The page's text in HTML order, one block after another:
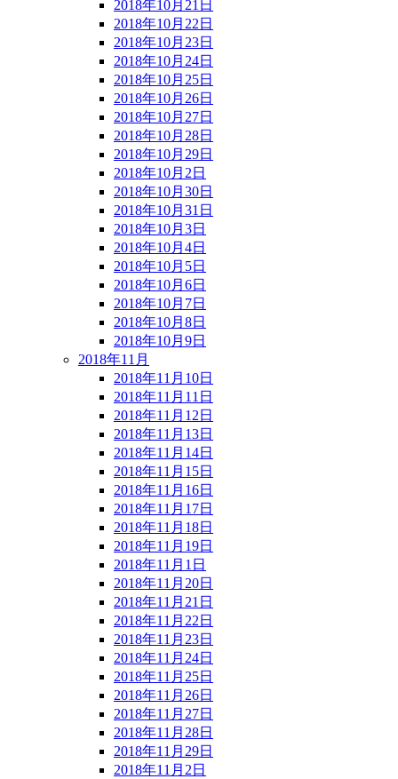
2018年10月21日
2018年10月22日
2018年10月23日
2018年10月24日
2018年10月25日
2018年10月26日
2018年10月27日
2018年10月28日
2018年10月29日
2018年10月2日
2018年10月30日
2018年10月31日
2018年10月3日
2018年10月4日
2018年10月5日
2018年10月6日
2018年10月7日
2018年10月8日
2018年10月9日
2018年11月
2018年11月10日
2018年11月11日
2018年11月12日
2018年11月13日
2018年11月14日
2018年11月15日
2018年11月16日
2018年11月17日
2018年11月18日
2018年11月19日
2018年11月1日
2018年11月20日
2018年11月21日
2018年11月22日
2018年11月23日
2018年11月24日
2018年11月25日
2018年11月26日
2018年11月27日
2018年11月28日
2018年11月29日
2018年11月2日